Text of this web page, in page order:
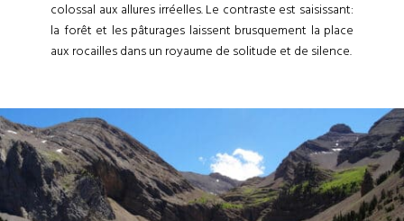
colossal aux allures irréelles. Le contraste est saisissant:
la forêt et les pâturages laissent brusquement la place
aux rocailles dans un royaume de solitude et de silence.